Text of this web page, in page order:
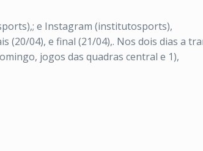
e Instagram (institutosports),
04), e final (21/04),. Nos dois dias a
jogos das quadras central e 1),